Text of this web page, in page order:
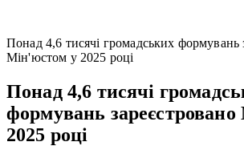
Понад 4,6 тисячі громадських формувань
Мін'юстом у 2025 році
Понад 4,6 тисячі
формувань
2025 році